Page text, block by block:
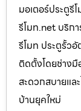
มอเตอร์ประตูรี
รีโมท.net บริก
รีโมท ประตูรั้ว
ติดตั้งโดยช่าง
สะดวกสบายแล
บ้านยุคใหม่